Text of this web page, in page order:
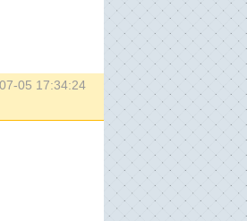
05 17:34:24